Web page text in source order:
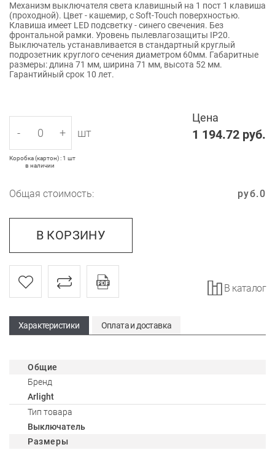
Механизм выключателя света клавишный на 1 пост 1 клавиша
(проходной). Цвет - кашемир, с Soft-Touch поверхностью.
Клавиша имеет LED подсветку - cинего свечения. Без
фронтальной рамки. Уровень пылевлагозащиты IP20.
Выключатель устанавливается в стандартный круглый
подрозетник круглого сечения диаметром 60мм. Габаритные
размеры: длина 71 мм, ширина 71 мм, высота 52 мм.
Гарантийный срок 10 лет.
Цена
1 194.72 руб.
- + шт
Коробка (картон) : 1 шт
в наличии
Общая стоимость: 0
руб.
В КОРЗИНУ
В каталог
Характеристики Оплата и доставка
Общие
Бренд
Arlight
Тип товара
Выключатель
Размеры